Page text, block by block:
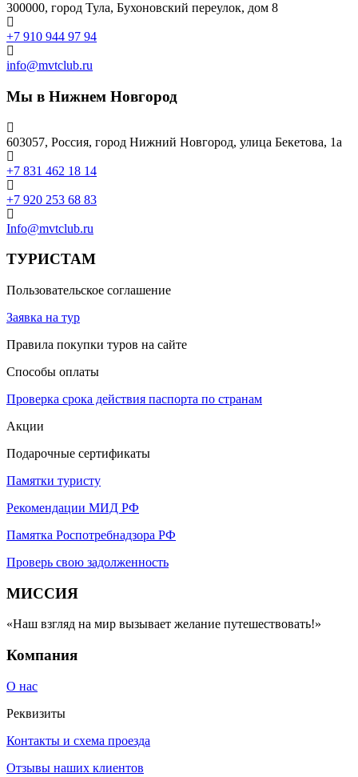
300000, город Тула, Бухоновский переулок, дом 8
+7 910 944 97 94
info@mvtclub.ru
Мы в Нижнем Новгород
603057, Россия, город Нижний Новгород, улица Бекетова, 1а
+7 831 462 18 14
+7 920 253 68 83
Info@mvtclub.ru
ТУРИСТАМ
Пользовательское соглашение
Заявка на тур
Правила покупки туров на сайте
Способы оплаты
Проверка срока действия паспорта по странам
Акции
Подарочные сертификаты
Памятки туристу
Рекомендации МИД РФ
Памятка Роспотребнадзора РФ
Проверь свою задолженность
МИССИЯ
«Наш взгляд на мир вызывает желание путешествовать!»
Компания
О нас
Реквизиты
Контакты и схема проезда
Отзывы наших клиентов